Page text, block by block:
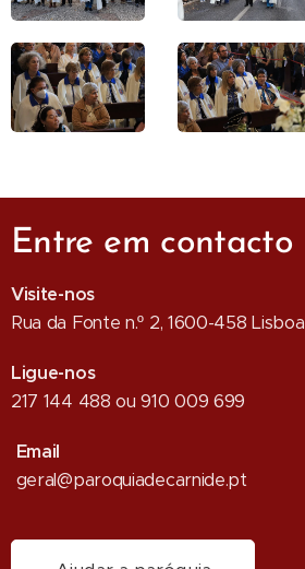
Entre em contacto
Visite-nos
Rua da Fonte n.º 2, 1600-458 Lisboa
Ligue-nos
217 144 488 ou 910 009 699
Email
geral@paroquiadecarnide.pt